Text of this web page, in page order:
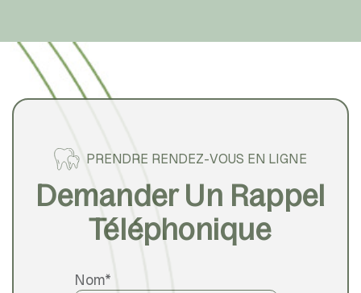
PRENDRE RENDEZ-VOUS EN LIGNE
Demander Un Rappel
Téléphonique
Nom*